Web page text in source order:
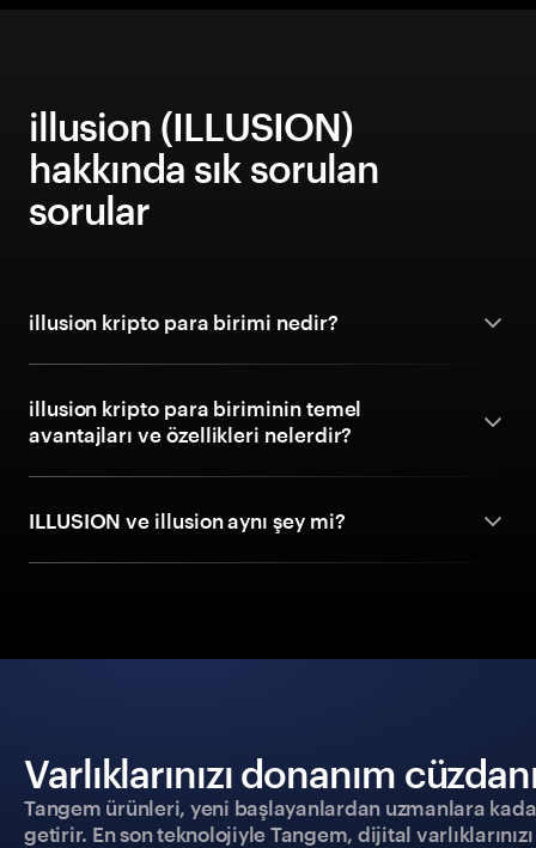
illusion (ILLUSION)
hakkında sık sorulan
sorular
illusion kripto para birimi nedir?
illusion kripto para biriminin temel
avantajları ve özellikleri nelerdir?
ILLUSION ve illusion aynı şey mi?
Varlıklarınızı donanım
Tangem ürünleri, yeni başlayanlardan uzmanlara
getirir. En son teknolojiyle Tangem, dijital